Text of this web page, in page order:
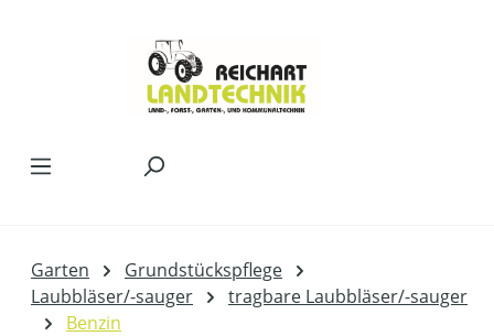
Garten
Grundstückspflege
Laubbläser/-sauger
tragbare Laubbläser/-sauger
Benzin